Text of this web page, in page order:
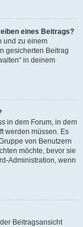
eines Beitrags?
und zu einem
gesicherten Beitrag
in deinem
in dem Forum, in dem
werden müssen. Es
von Benutzern
möchte, bevor sie
Administration, wenn
Beitragsansicht